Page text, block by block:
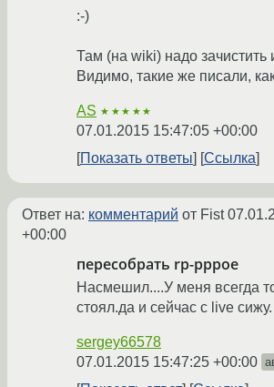
:-)
Там (на wiki) надо зачистить
Видимо, такие же писали,
AS ★★★★★
07.01.2015 15:47:05 +00:00
Показать ответы
Ссылка
Ответ на: комментарий от Fist
+00:00
пересобрать rp-pppoe
Насмешил....У меня всегда
стоял.да и сейчас с live сижу.
sergey66578
07.01.2015 15:47:25 +00:00